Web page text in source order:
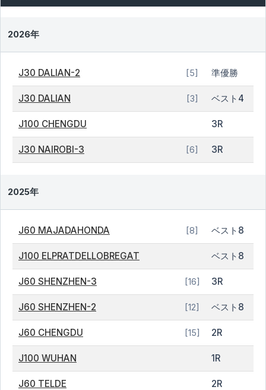
2026年
J30 DALIAN-2 [5] 準優勝
J30 DALIAN [3] ベスト4
J100 CHENGDU 3R
J30 NAIROBI-3 [6] 3R
2025年
J60 MAJADAHONDA [8] ベスト8
J100 ELPRATDELLOBREGAT ベスト8
J60 SHENZHEN-3 [16] 3R
J60 SHENZHEN-2 [12] ベスト8
J60 CHENGDU [15] 2R
J100 WUHAN 1R
J60 TELDE 2R